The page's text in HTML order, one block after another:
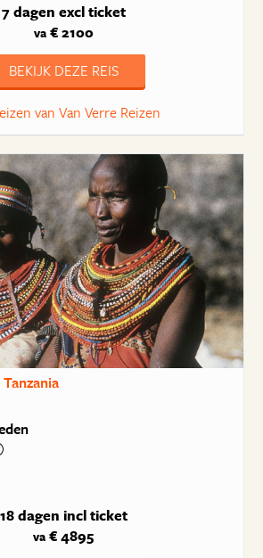
7 dagen excl ticket
va€ 2100
BEKIJK DEZE REIS
van Van Verre Reizen
18 dagen incl ticket
va € 4895